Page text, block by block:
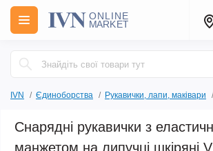
IVN Єдиноборства Рукавички, лапи, маківари
Снарядні рукавички з
манжетом на липучці шкіряні